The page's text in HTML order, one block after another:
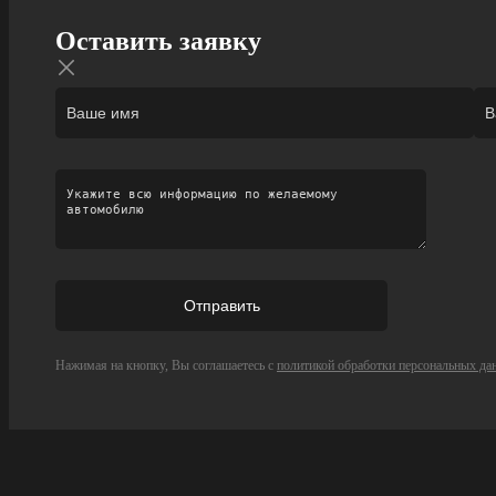
Оставить заявку
Нажимая на кнопку, Вы соглашаетесь с политикой обработки персональных